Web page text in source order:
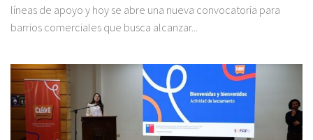
líneas de apoyo y hoy se abre una nueva convocatoria para
barrios comerciales que busca alcanzar...